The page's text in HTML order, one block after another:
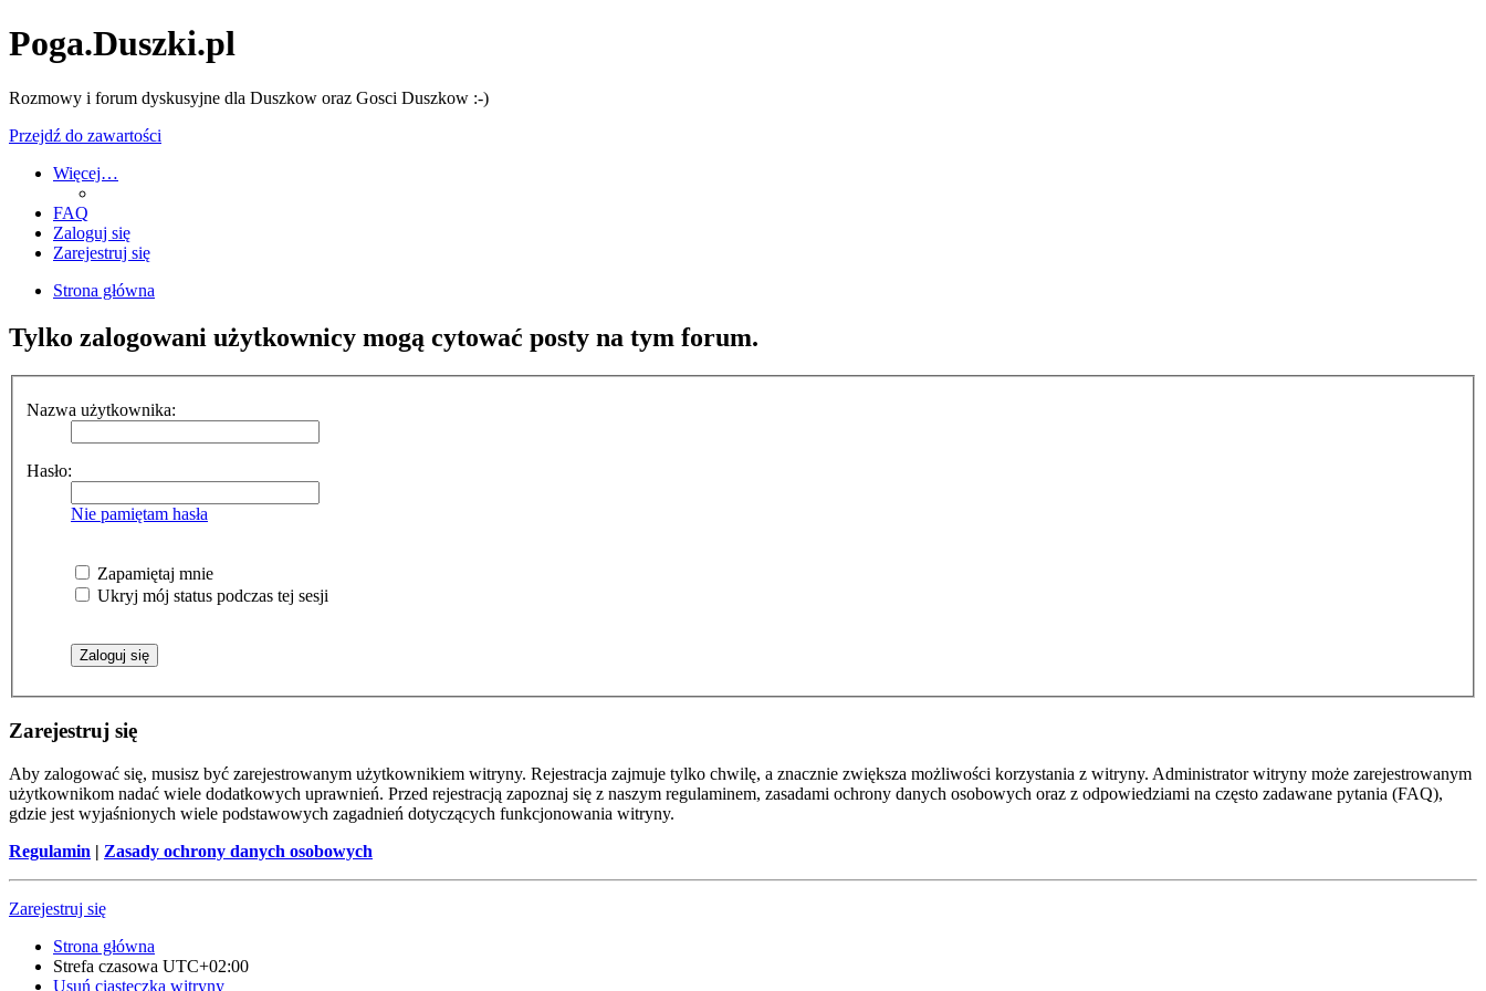
Poga.Duszki.pl
Rozmowy i forum dyskusyjne dla Duszkow oraz Gosci Duszkow :-)
Przejdź do zawartości
Więcej…
FAQ
Zaloguj się
Zarejestruj się
Strona główna
Tylko zalogowani użytkownicy mogą cytować posty na tym forum.
Nazwa użytkownika:
Hasło:
Nie pamiętam hasła
Zapamiętaj mnie
Ukryj mój status podczas tej sesji
Zarejestruj się
Aby zalogować się, musisz być zarejestrowanym użytkownikiem witryny. Rejestracja zajmuje tylko chwilę, a znacznie zwiększa możliwości korzystania z witryny. Administrator witryny może zarejestrowanym
użytkownikom nadać wiele dodatkowych uprawnień. Przed rejestracją zapoznaj się z naszym regulaminem, zasadami ochrony danych osobowych oraz z odpowiedziami na często zadawane pytania (FAQ),
gdzie jest wyjaśnionych wiele podstawowych zagadnień dotyczących funkcjonowania witryny.
Regulamin | Zasady ochrony danych osobowych
Zarejestruj się
Strona główna
Strefa czasowa UTC+02:00
Usuń ciasteczka witryny